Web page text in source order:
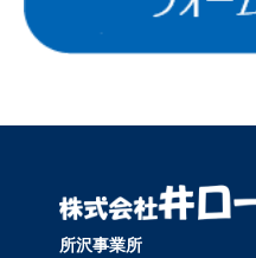
所沢事業所